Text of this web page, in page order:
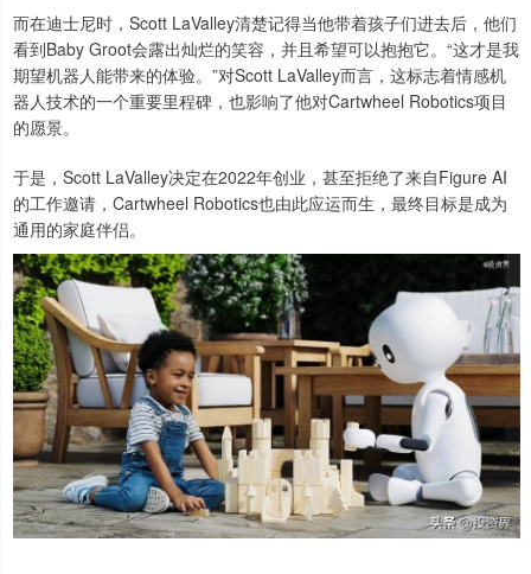
而在迪士尼时，Scott LaValley清楚记得当他带着孩子们进去后，他们
看到Baby Groot会露出灿烂的笑容，并且希望可以抱抱它。“这才是我
期望机器人能带来的体验。”对Scott LaValley而言，这标志着情感机
器人技术的一个重要里程碑，也影响了他对Cartwheel Robotics项目
的愿景。
于是，Scott LaValley决定在2022年创业，甚至拒绝了来自Figure AI
的工作邀请，Cartwheel Robotics也由此应运而生，最终目标是成为
通用的家庭伴侣。